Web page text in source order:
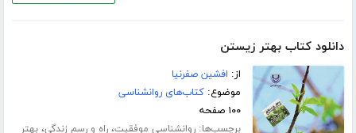
دانلود کتاب بهتر زیستن
از: افشین صفرنیا
موضوع:کتاب‌های روانشناسی
۱۰۰ صفحه
برچسب‌ها:روانشناسی موفقیت،راه و رسم زندگی،بهتر